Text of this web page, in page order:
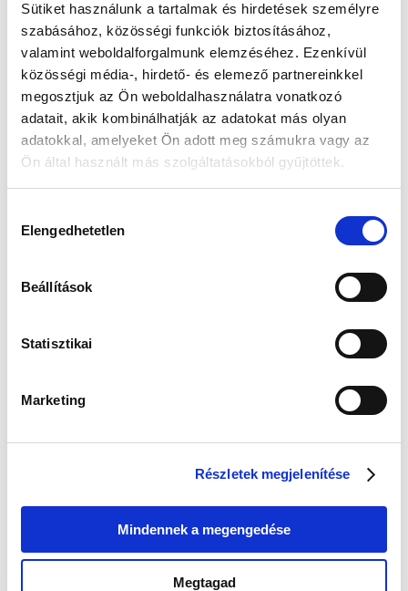
Sütiket használunk a tartalmak és hirdetések személyre
szabásához, közösségi funkciók biztosításához,
valamint weboldalforgalmunk elemzéséhez. Ezenkívül
közösségi média-, hirdető- és elemező partnereinkkel
megosztjuk az Ön weboldalhasználatra vonatkozó
adatait, akik kombinálhatják az adatokat más olyan
adatokkal, amelyeket Ön adott meg számukra vagy az
Ön által használt más szolgáltatásokból gyűjtöttek.
kiválasztása
Elengedhetetlen
Beállítások
Statisztikai
Marketing
Részletek megjelenítése
Mindennek a megengedése
Megtagad
Készleten:RAKTÁRON
31 490 Ft 29 990 Ft
Az elmúlt 30 nap legjobb ára: 29 990 Ft